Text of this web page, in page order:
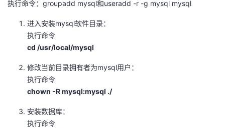
执行命令：groupadd mysql和useradd -r -g mysql mysql
进入安装mysql软件目录：
执行命令
cd /usr/local/mysql
修改当前目录拥有者为mysql用户：
执行命令
chown -R mysql:mysql ./
安装数据库：
执行命令